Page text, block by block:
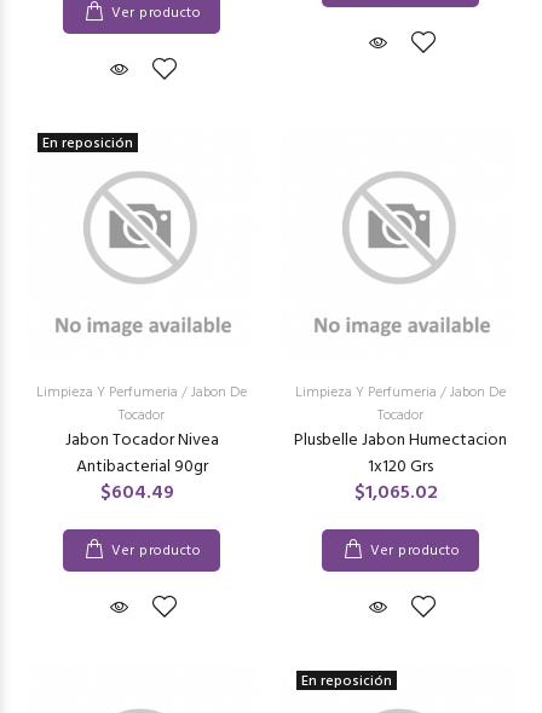
Ver producto
En reposición
Limpieza Y Perfumeria /Jabon De
Tocador
Jabon Tocador Nivea
Antibacterial 90gr
$604.49
Ver producto
Limpieza Y Perfumeria /Jabon De
Tocador
Plusbelle Jabon Humectacion
1x120 Grs
$1,065.02
Ver producto
En reposición